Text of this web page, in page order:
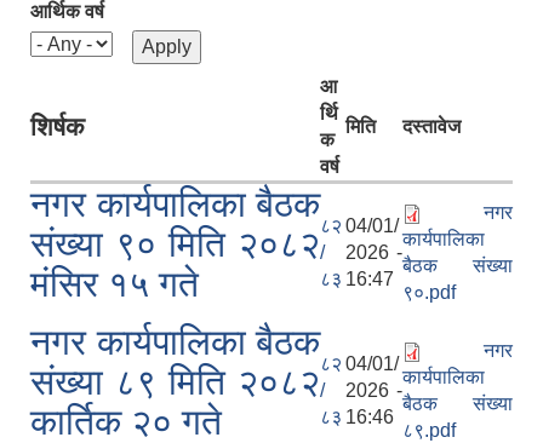
आर्थिक वर्ष
शिर्षक
आ
र्थि
क
वर्ष
मिति दस्तावेज
नगर कार्यपालिका बैठक
संख्या ९० मिति २०८२
मंसिर १५ गते
८२
/
८३
04/01/
2026 -
16:47
नगर
कार्यपालिका
बैठक संख्या
९०.pdf
नगर कार्यपालिका बैठक
संख्या ८९ मिति २०८२
कार्तिक २० गते
८२
/
८३
04/01/
2026 -
16:46
नगर
कार्यपालिका
बैठक संख्या
८९.pdf